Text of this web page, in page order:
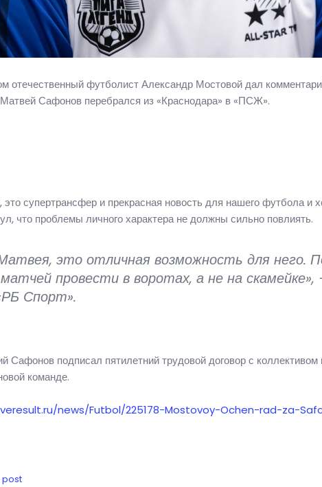
отечественный футболист Александр Мостовой дал
Сафонов перебрался из «Краснодара» в «ПСЖ».
супертрансфер и прекрасная новость для нашего футбола
что проблемы личного характера не должны сильно повлиять.
это отличная возможность для него.
провести в воротах, а не на
Спорт».
Сафонов подписал пятилетний трудовой договор с
команде.
news/Futbol/225178-Mostovoy-Ochen-rad-za-
post